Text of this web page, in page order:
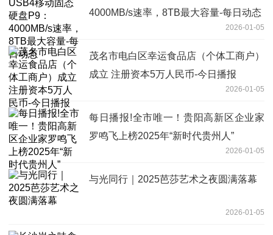
4000MB/s速率，8TB最大容量-每日动态
2026-01-05
茂名市电白区幸运食品店（个体工商户）
成立 注册资本5万人民币-今日播报
2026-01-05
每日播报!全市唯一！贵阳高新区企业家
罗鸣飞上榜2025年“新时代贵州人”
2026-01-05
与光同行｜2025芭莎艺术之夜圆满落幕
2026-01-05